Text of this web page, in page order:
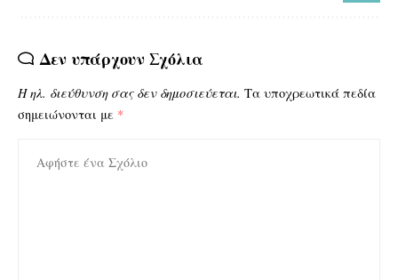
Δεν υπάρχουν Σχόλια
Η ηλ. διεύθυνση σας δεν δημοσιεύεται. Τα υποχρεωτικά πεδία
σημειώνονται με *